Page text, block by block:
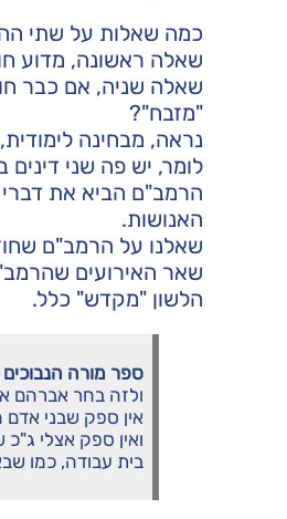
כמה שאלות על שתי
שאלה ראשונה, מדוע
שאלה שניה, אם כבר
"מזבח"?
נראה, מבחינה
לומר, יש פה שני
הרמב"ם הביא את דברי
האנושות.
שאלנו על הרמב"ם
שאר האירועים
הלשון "מקדש" כלל.
ספר מורה
ולזה בחר אברהם
אין ספק שבני
ואין ספק אצלי
בית עבודה, כמו